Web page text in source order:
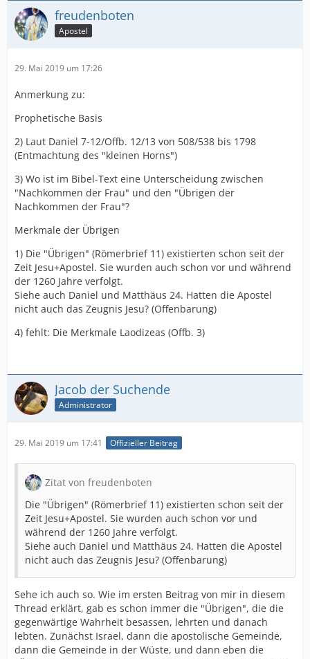
freudenboten
Apostel
29. Mai 2019 um 17:26
Anmerkung zu:
Prophetische Basis
2) Laut Daniel 7-12/Offb. 12/13 von 508/538 bis 1798
(Entmachtung des "kleinen Horns")
3) Wo ist im Bibel-Text eine Unterscheidung zwischen
"Nachkommen der Frau" und den "Übrigen der
Nachkommen der Frau"?
Merkmale der Übrigen
1) Die "Übrigen" (Römerbrief 11) existierten schon seit der
Zeit Jesu+Apostel. Sie wurden auch schon vor und während
der 1260 Jahre verfolgt.
Siehe auch Daniel und Matthäus 24. Hatten die Apostel
nicht auch das Zeugnis Jesu? (Offenbarung)
4) fehlt: Die Merkmale Laodizeas (Offb. 3)
Jacob der Suchende
Administrator
29. Mai 2019 um 17:41 Offizieller Beitrag
Zitat von freudenboten
Die "Übrigen" (Römerbrief 11) existierten schon seit der
Zeit Jesu+Apostel. Sie wurden auch schon vor und
während der 1260 Jahre verfolgt.
Siehe auch Daniel und Matthäus 24. Hatten die Apostel
nicht auch das Zeugnis Jesu? (Offenbarung)
Sehe ich auch so. Wie im ersten Beitrag von mir in diesem
Thread erklärt, gab es schon immer die "Übrigen", die die
gegenwärtige Wahrheit besassen, lehrten und danach
lebten. Zunächst Israel, dann die apostolische Gemeinde,
dann die Gemeinde in der Wüste, und dann eben die